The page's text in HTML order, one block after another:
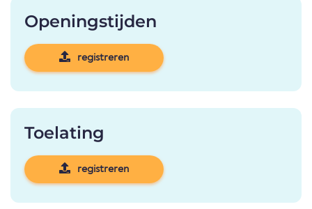
Openingstijden
registreren
Toelating
registreren